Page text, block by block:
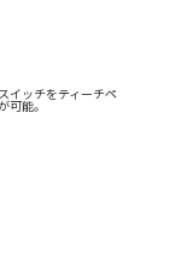
イッチをティーチペ
可能。